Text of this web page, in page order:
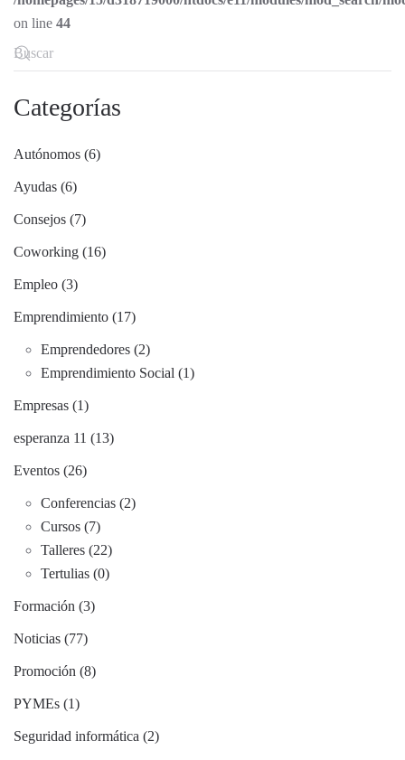
on line 44
Categorías
Autónomos (6)
Ayudas (6)
Consejos (7)
Coworking (16)
Empleo (3)
Emprendimiento (17)
Emprendedores (2)
Emprendimiento Social (1)
Empresas (1)
esperanza 11 (13)
Eventos (26)
Conferencias (2)
Cursos (7)
Talleres (22)
Tertulias (0)
Formación (3)
Noticias (77)
Promoción (8)
PYMEs (1)
Seguridad informática (2)